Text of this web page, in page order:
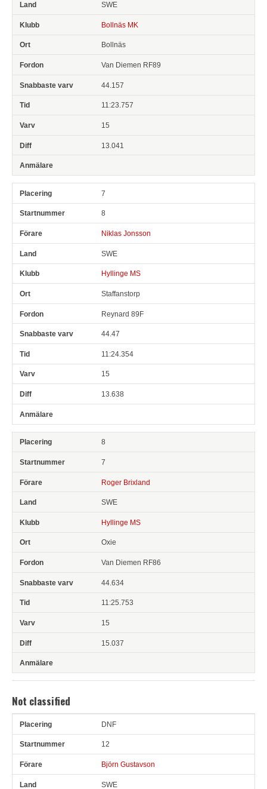
SWE
Bollnäs MK
Bollnäs
Van Diemen RF89
44.157
11:23.757
15
13.041
7
8
Niklas Jonsson
SWE
Hyllinge MS
Staffanstorp
Reynard 89F
44.47
11:24.354
15
13.638
8
7
Roger Brixland
SWE
Hyllinge MS
Oxie
Van Diemen RF86
44.634
11:25.753
15
15.037
Not classified
Pl Snr Land
DNF
12
Björn Gustavson
SWE